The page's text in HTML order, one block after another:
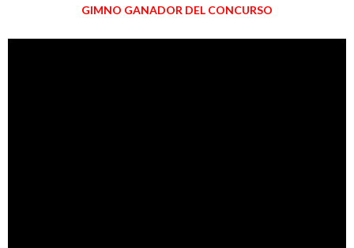
GIMNO GANADOR DEL CONCURSO